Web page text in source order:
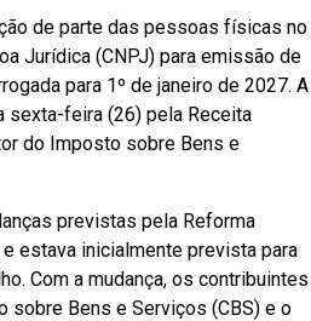
de parte das pessoas físicas no
Jurídica (CNPJ) para emissão de
para 1º de janeiro de 2027. A
sexta-feira (26) pela Receita
do Imposto sobre Bens e
previstas pela Reforma
estava inicialmente prevista para
Com a mudança, os contribuintes
sobre Bens e Serviços (CBS) e o